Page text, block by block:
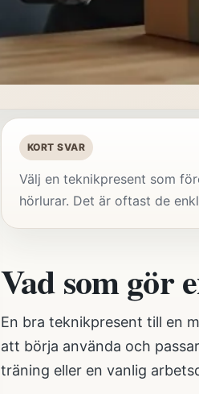
KORT SVAR
Välj en teknikpresent som
hörlurar. Det är oftast de
Vad som gör
En bra teknikpresent till en
att börja använda och
träning eller en vanlig